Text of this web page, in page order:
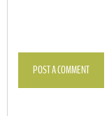
POST A COMMENT